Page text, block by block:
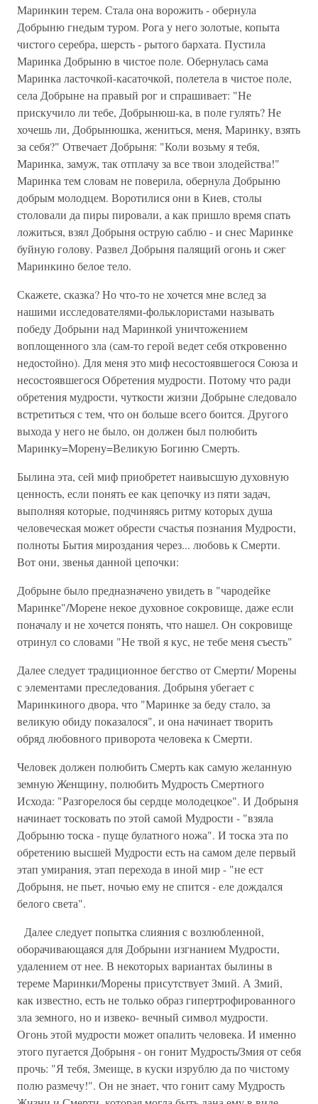
Маринкин терем. Стала она ворожить - обернула
Добрыню гнедым туром. Рога у него золотые, копыта
чистого серебра, шерсть - рытого бархата. Пустила
Маринка Добрыню в чистое поле. Обернулась сама
Маринка ласточкой-касаточкой, полетела в чистое поле,
села Добрыне на правый рог и спрашивает: "Не
прискучило ли тебе, Добрынюш-ка, в поле гулять? Не
хочешь ли, Добрынюшка, жениться, меня, Маринку, взять
за себя?" Отвечает Добрыня: "Коли возьму я тебя,
Маринка, замуж, так отплачу за все твои злодейства!"
Маринка тем словам не поверила, обернула Добрыню
добрым молодцем. Воротилися они в Киев, столы
столовали да пиры пировали, а как пришло время спать
ложиться, взял Добрыня острую саблю - и снес Маринке
буйную голову. Развел Добрыня палящий огонь и сжег
Маринкино белое тело.
Скажете, сказка? Но что-то не хочется мне вслед за
нашими исследователями-фольклористами называть
победу Добрыни над Маринкой уничтожением
воплощенного зла (сам-то герой ведет себя откровенно
недостойно). Для меня это миф несостоявшегося Союза и
несостоявшегося Обретения мудрости. Потому что ради
обретения мудрости, чуткости жизни Добрыне следовало
встретиться с тем, что он больше всего боится. Другого
выхода у него не было, он должен был полюбить
Маринку=Морену=Великую Богиню Смерть.
Былина эта, сей миф приобретет наивысшую духовную
ценность, если понять ее как цепочку из пяти задач,
выполняя которые, подчиняясь ритму которых душа
человеческая может обрести счастья познания Мудрости,
полноты Бытия мироздания через... любовь к Смерти.
Вот они, звенья данной цепочки:
Добрыне было предназначено увидеть в "чародейке
Маринке"/Морене некое духовное сокровище, даже если
поначалу и не хочется понять, что нашел. Он сокровище
отринул со словами "Не твой я кус, не тебе меня съесть"
Далее следует традиционное бегство от Смерти/ Морены
с элементами преследования. Добрыня убегает с
Маринкиного двора, что "Маринке за беду стало, за
великую обиду показалося", и она начинает творить
обряд любовного приворота человека к Смерти.
Человек должен полюбить Смерть как самую желанную
земную Женщину, полюбить Мудрость Смертного
Исхода: "Разгорелося бы сердце молодецкое". И Добрыня
начинает тосковать по этой самой Мудрости - "взяла
Добрыню тоска - пуще булатного ножа". И тоска эта по
обретению высшей Мудрости есть на самом деле первый
этап умирания, этап перехода в иной мир - "не ест
Добрыня, не пьет, ночью ему не спится - еле дождался
белого света".
Далее следует попытка слияния с возлюбленной,
оборачивающаяся для Добрыни изгнанием Мудрости,
удалением от нее. В некоторых вариантах былины в
тереме Маринки/Морены присутствует Змий. А Змий,
как известно, есть не только образ гипертрофированного
зла земного, но и извеко- вечный символ мудрости.
Огонь этой мудрости может опалить человека. И именно
этого пугается Добрыня - он гонит Мудрость/Змия от себя
прочь: "Я тебя, Змеище, в куски изрублю да по чистому
полю размечу!". Он не знает, что гонит саму Мудрость